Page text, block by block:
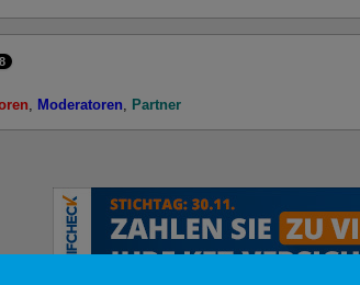
8
Moderatoren Partner